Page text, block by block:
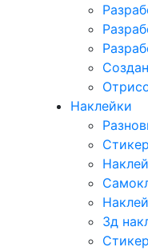
Наклейки
3д